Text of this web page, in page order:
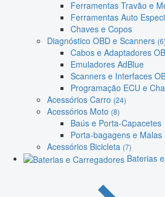
Ferramentas Travão e
Ferramentas Auto
Chaves e Copos
Diagnóstico OBD e Scanners (6)
Cabos e Adaptadores
Emuladores AdBlue
Scanners e Interfaces
Programação ECU e
Acessórios Carro (24)
Acessórios Moto (8)
Baús e Porta-Capacetes
Porta-bagagens e Malas
Acessórios Bicicleta (7)
Baterias